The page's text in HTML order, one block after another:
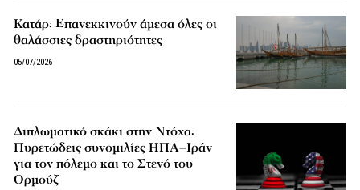
Κατάρ: Επανεκκινούν άμεσα όλες οι
θαλάσσιες δραστηριότητες
05/07/2026
Διπλωματικό σκάκι στην Ντόχα:
Πυρετώδεις συνομιλίες ΗΠΑ–Ιράν
για τον πόλεμο και το Στενό του
Ορμούζ